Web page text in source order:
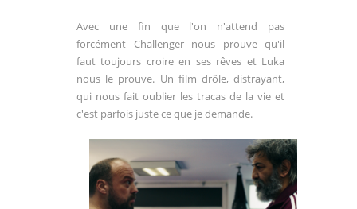
Avec une fin que l'on n'attend pas
forcément Challenger nous prouve qu'il
faut toujours croire en ses rêves et Luka
nous le prouve. Un film drôle, distrayant,
qui nous fait oublier les tracas de la vie et
c'est parfois juste ce que je demande.